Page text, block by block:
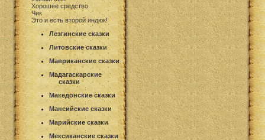
Хорошее средство
Чик
Это и есть второй индюк!
Лезгинские сказки
Литовские сказки
Мавриканские сказки
Мадагаскарские
сказки
Македонские сказки
Мансийские сказки
Марийские сказки
Мексиканские сказки